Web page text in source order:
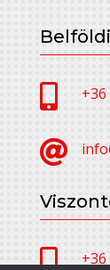
 +36

 +36